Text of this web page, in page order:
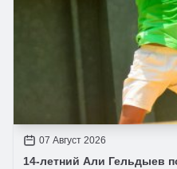
07 Август 2026
14-летний Али Гельдыев